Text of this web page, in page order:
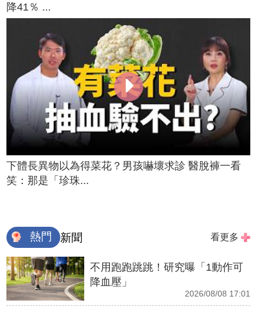
降41％ ...
下體長異物以為得菜花？男孩嚇壞求診 醫脫褲一看
笑：那是「珍珠...
熱門 新聞 看更多
不用跑跑跳跳！研究曝「1動作可
降血壓」
2026/08/08 17:01